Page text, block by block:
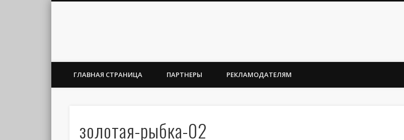
ГЛАВНАЯ СТРАНИЦА ПАРТНЕРЫ РЕКЛАМОДАТЕЛЯМ
золотая-рыбка-02